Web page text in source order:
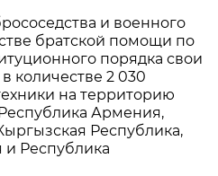
и военного
братской помощи по
порядка свои
количестве 2 030
на территорию
Армения,
Республика,
Республика